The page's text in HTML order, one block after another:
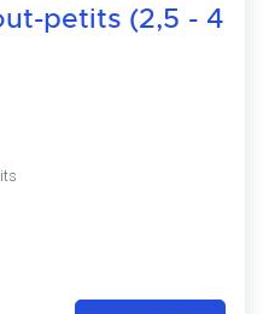
petits (2,5 - 4